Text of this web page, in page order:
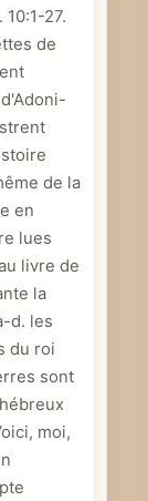
10:1-27.
de
de la
en
lues
livre de
la
d. les
du roi
sont
moi,